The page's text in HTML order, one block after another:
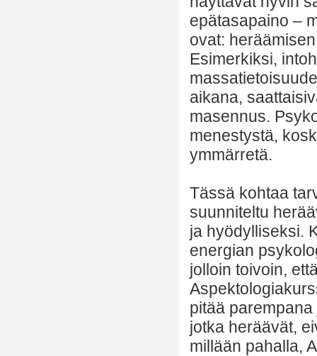
epätasapaino –
ovat:
Esimerkiksi,
aikana,
masennus.
menestystä,
ymmärretä.
Tässä kohtaa
suunniteltu
ja hyödylliseksi.
energian
jolloin toivoin,
pitää
jotka heräävät,
millään pahalla,